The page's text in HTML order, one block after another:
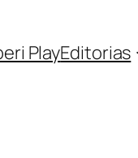
PlayEditorias